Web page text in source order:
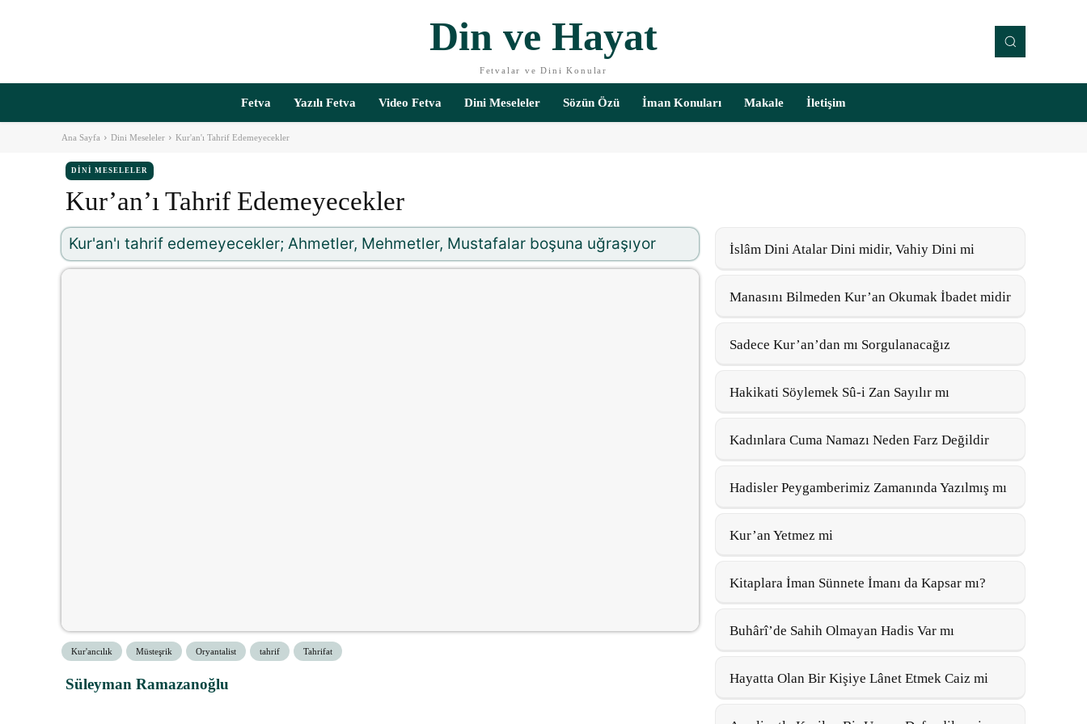
Din ve Hayat
Fetvalar ve Dini Konular
Fetva Yazılı Fetva Video Fetva Dini Meseleler Sözün Özü İman Konuları Makale İletişim
Ana Sayfa Dini Meseleler Kur'an'ı Tahrif Edemeyecekler
DINI MESELELER
Kur’an’ı Tahrif Edemeyecekler
Kur'an'ı tahrif edemeyecekler; Ahmetler, Mehmetler, Mustafalar boşuna uğraşıyor
Kur'ancılık Müsteşrik Oryantalist tahrif Tahrifat
Süleyman Ramazanoğlu
İslâm Dini Atalar Dini midir, Vahiy Dini mi
Manasını Bilmeden Kur’an Okumak İbadet midir
Sadece Kur’an’dan mı Sorgulanacağız
Hakikati Söylemek Sû-i Zan Sayılır mı
Kadınlara Cuma Namazı Neden Farz Değildir
Hadisler Peygamberimiz Zamanında Yazılmış mı
Kur’an Yetmez mi
Kitaplara İman Sünnete İmanı da Kapsar mı?
Buhârî’de Sahih Olmayan Hadis Var mı
Hayatta Olan Bir Kişiye Lânet Etmek Caiz mi